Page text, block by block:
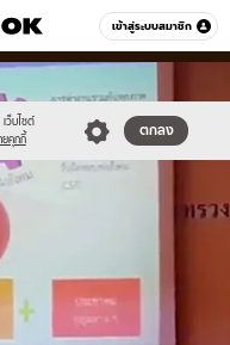
เข้าสู่ระบบสมาชิก
หมวดอื่นๆ
ว็บไซต์
ยคุกกี้
ตกลง